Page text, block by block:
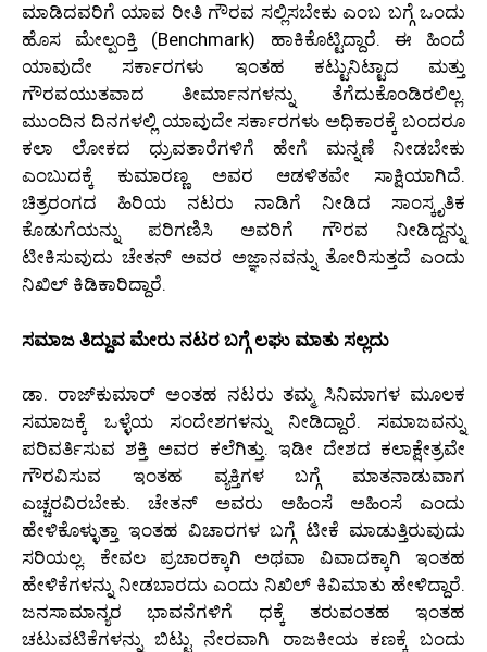
ಮಾಡಿದವರಿಗೆ ಯಾವ ರೀತಿ ಗೌರವ ಸಲ್ಲಿಸಬೇಕು ಎಂಬ ಬಗ್ಗೆ ಒಂದು
ಹೊಸ ಮೇಲ್ಪಂಕ್ತಿ (Benchmark) ಹಾಕಿಕೊಟ್ಟಿದ್ದಾರೆ. ಈ ಹಿಂದೆ
ಯಾವುದೇ ಸರ್ಕಾರಗಳು ಇಂತಹ ಕಟ್ಟುನಿಟ್ಟಾದ ಮತ್ತು
ಗೌರವಯುತವಾದ ತೀರ್ಮಾನಗಳನ್ನು ತೆಗೆದುಕೊಂಡಿರಲಿಲ್ಲ.
ಮುಂದಿನ ದಿನಗಳಲ್ಲಿ ಯಾವುದೇ ಸರ್ಕಾರಗಳು ಅಧಿಕಾರಕ್ಕೆ ಬಂದರೂ
ಕಲಾ ಲೋಕದ ಧ್ರುವತಾರೆಗಳಿಗೆ ಹೇಗೆ ಮನ್ನಣೆ ನೀಡಬೇಕು
ಎಂಬುದಕ್ಕೆ ಕುಮಾರಣ್ಣ ಅವರ ಆಡಳಿತವೇ ಸಾಕ್ಷಿಯಾಗಿದೆ.
ಚಿತ್ರರಂಗದ ಹಿರಿಯ ನಟರು ನಾಡಿಗೆ ನೀಡಿದ ಸಾಂಸ್ಕೃತಿಕ
ಕೊಡುಗೆಯನ್ನು ಪರಿಗಣಿಸಿ ಅವರಿಗೆ ಗೌರವ ನೀಡಿದ್ದನ್ನು
ಟೀಕಿಸುವುದು ಚೇತನ್ ಅವರ ಅಜ್ಞಾನವನ್ನು ತೋರಿಸುತ್ತದೆ ಎಂದು
ನಿಖಿಲ್ ಕಿಡಿಕಾರಿದ್ದಾರೆ.
ಸಮಾಜ ತಿದ್ದುವ ಮೇರು ನಟರ ಬಗ್ಗೆ ಲಘು ಮಾತು ಸಲ್ಲದು
ಡಾ. ರಾಜ್‌ಕುಮಾರ್ ಅಂತಹ ನಟರು ತಮ್ಮ ಸಿನಿಮಾಗಳ ಮೂಲಕ
ಸಮಾಜಕ್ಕೆ ಒಳ್ಳೆಯ ಸಂದೇಶಗಳನ್ನು ನೀಡಿದ್ದಾರೆ. ಸಮಾಜವನ್ನು
ಪರಿವರ್ತಿಸುವ ಶಕ್ತಿ ಅವರ ಕಲೆಗಿತ್ತು. ಇಡೀ ದೇಶದ ಕಲಾಕ್ಷೇತ್ರವೇ
ಗೌರವಿಸುವ ಇಂತಹ ವ್ಯಕ್ತಿಗಳ ಬಗ್ಗೆ ಮಾತನಾಡುವಾಗ
ಎಚ್ಚರವಿರಬೇಕು. ಚೇತನ್ ಅವರು ಅಹಿಂಸೆ ಅಹಿಂಸೆ ಎಂದು
ಹೇಳಿಕೊಳ್ಳುತ್ತಾ ಇಂತಹ ವಿಚಾರಗಳ ಬಗ್ಗೆ ಟೀಕೆ ಮಾಡುತ್ತಿರುವುದು
ಸರಿಯಲ್ಲ. ಕೇವಲ ಪ್ರಚಾರಕ್ಕಾಗಿ ಅಥವಾ ವಿವಾದಕ್ಕಾಗಿ ಇಂತಹ
ಹೇಳಿಕೆಗಳನ್ನು ನೀಡಬಾರದು ಎಂದು ನಿಖಿಲ್ ಕಿವಿಮಾತು ಹೇಳಿದ್ದಾರೆ.
ಜನಸಾಮಾನ್ಯರ ಭಾವನೆಗಳಿಗೆ ಧಕ್ಕೆ ತರುವಂತಹ ಇಂತಹ
ಚಟುವಟಿಕೆಗಳನ್ನು ಬಿಟ್ಟು ನೇರವಾಗಿ ರಾಜಕೀಯ ಕಣಕ್ಕೆ ಬಂದು